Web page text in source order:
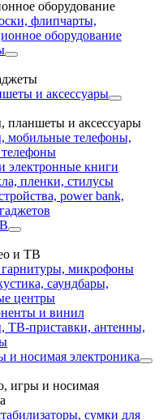
оборудование
флипчарты,
оборудование
и аксессуары
планшеты и аксессуары
мобильные телефоны,
электронные книги
пленки, стилусы
power bank,
и ТВ
микрофоны
саундбары,
центры
и винил
ТВ-приставки, антенны,
и носимая электроника
игры и носимая
сумки для